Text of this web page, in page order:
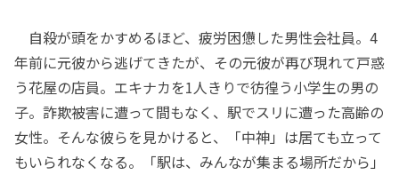
自殺が頭をかすめるほど、疲労困憊した男性会社員。4
年前に元彼から逃げてきたが、その元彼が再び現れて戸惑
う花屋の店員。エキナカを1人きりで彷徨う小学生の男の
子。詐欺被害に遭って間もなく、駅でスリに遭った高齢の
女性。そんな彼らを見かけると、「中神」は居ても立って
もいられなくなる。「駅は、みんなが集まる場所だから」